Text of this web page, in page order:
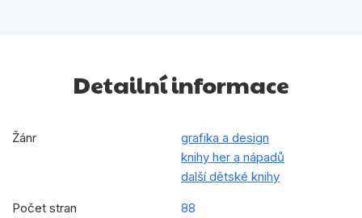
Detailní informace
Žánr
grafika a design
knihy her a nápadů
další dětské knihy
Počet stran 88